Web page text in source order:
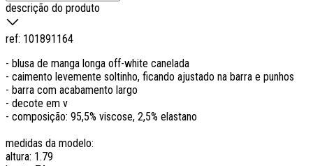
descrição do produto
ref: 101891164
- blusa de manga longa off-white canelada
- caimento levemente soltinho, ficando ajustado na barra e punhos
- barra com acabamento largo
- decote em v
- composição: 95,5% viscose, 2,5% elastano
medidas da modelo:
altura: 1.79